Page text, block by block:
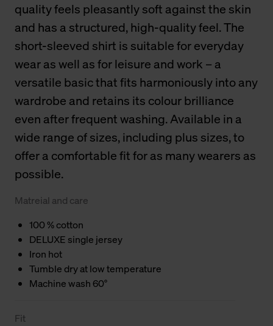
quality feels pleasantly soft against the skin
and has a structured, high-quality feel. The
short-sleeved shirt is suitable for everyday
wear as well as for leisure and work – a
versatile basic that fits harmoniously into any
wardrobe and retains its colour brilliance
even after frequent washing. Available in a
wide range of sizes, including plus sizes, to
offer a comfortable fit for as many wearers as
possible.
Matreial and care
100 % cotton
DELUXE single jersey
Iron hot
Tumble dry at low temperature
Machine wash 60°
Fit